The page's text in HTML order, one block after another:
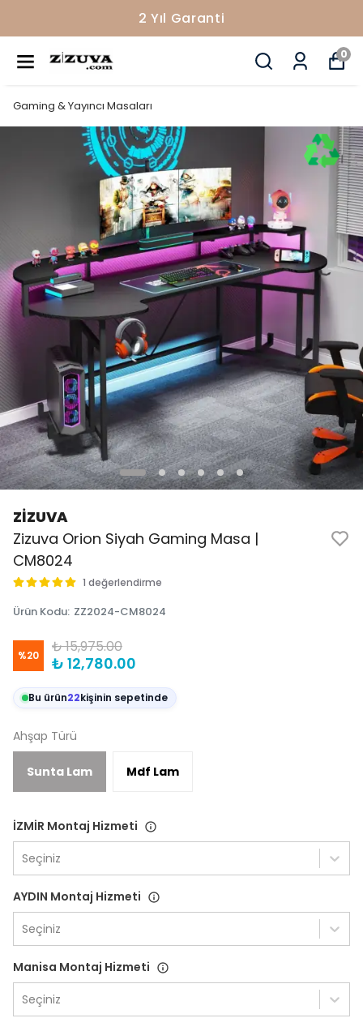
2 Yıl Garanti
0
Gaming & Yayıncı Masaları
ZİZUVA
Zizuva Orion Siyah Gaming Masa |
CM8024
1 değerlendirme
Ürün Kodu: ZZ2024-CM8024
%20 ₺ 15,975.00
₺ 12,780.00
Bu ürün22kişinin sepetinde
Ahşap Türü
Sunta Lam Mdf Lam
İZMİR Montaj Hizmeti
Seçiniz
AYDIN Montaj Hizmeti
Seçiniz
Manisa Montaj Hizmeti
Seçiniz